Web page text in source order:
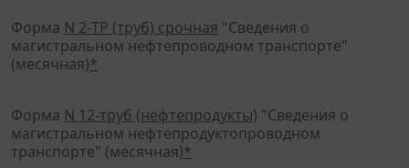
Форма N 2-ТР (труб) срочная "Сведения о
магистральном нефтепроводном транспорте"
(месячная)*
Форма N 12-труб (нефтепродукты) "Сведения о
магистральном нефтепродуктопроводном
транспорте" (месячная)*